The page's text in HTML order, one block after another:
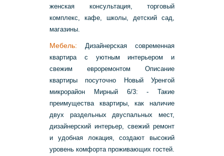
женская консультация, торговый
комплекс, кафе, школы, детский сад,
магазины.
Мебель: Дизайнерская современная
квартира с уютным интерьером и
свежим евроремонтом Описание
квартиры посуточно Новый Уренгой
микрорайон Мирный 6/3: - Такие
преимущества квартиры, как наличие
двух раздельных двуспальных мест,
дизайнерский интерьер, свежий ремонт
и удобная локация, создают высокий
уровень комфорта проживающих гостей.